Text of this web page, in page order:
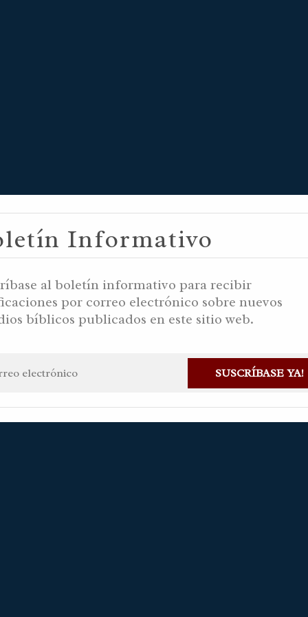
5995 YB /
/
2022 DC
SUSCRÍBASE YA!
Informativo
al boletín informativo para recibir
por correo electrónico sobre nuevos
bíblicos publicados en este sitio web.